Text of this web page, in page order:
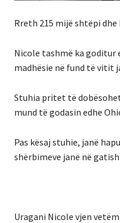
Rreth 215 mijë shtëpi
Nicole tashmë ka goditur
madhësie në fund të vitit
Stuhia pritet të
mund të godasin edhe
Pas kësaj stuhie, janë
shërbimeve janë në
Uragani Nicole vjen